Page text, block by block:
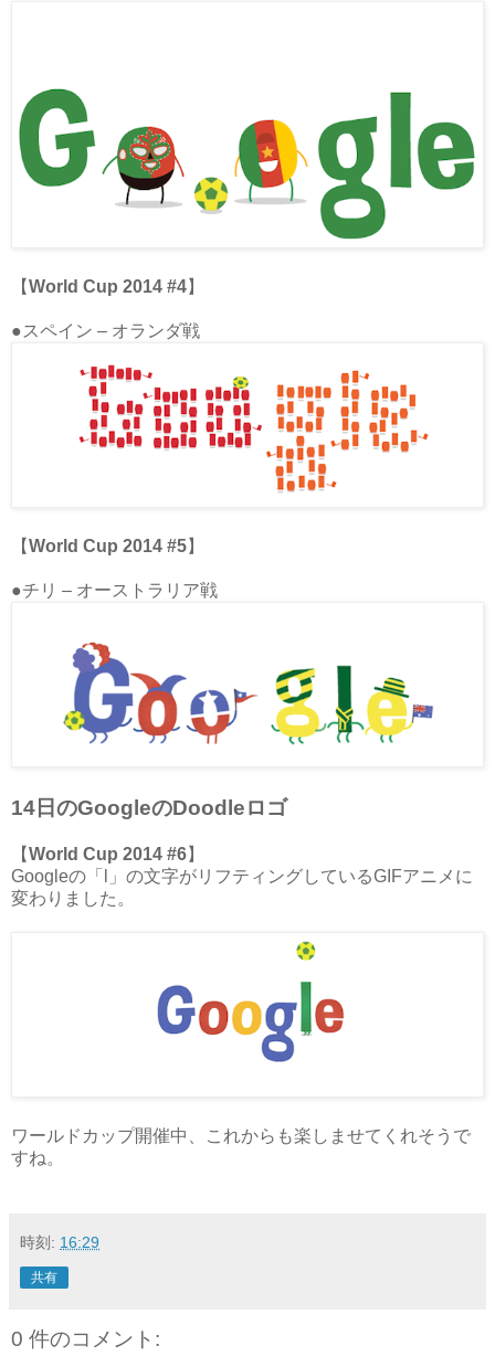
【World Cup 2014 #4】
●スペイン – オランダ戦
【World Cup 2014 #5】
●チリ – オーストラリア戦
14日のGoogleのDoodleロゴ
【World Cup 2014 #6】
Googleの「l」の文字がリフティングしているGIFアニメに
変わりました。
ワールドカップ開催中、これからも楽しませてくれそうで
すね。
時刻: 16:29
共有
0 件のコメント: